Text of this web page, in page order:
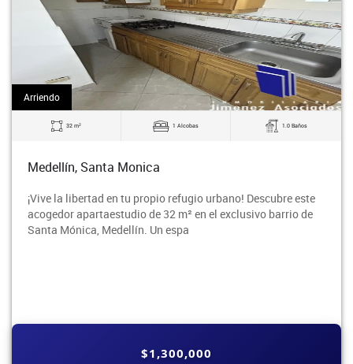
Arriendo
32 m2 1 Alcobas 1.0 Baños
Medellín, Santa Monica
¡Vive la libertad en tu propio refugio urbano! Descubre este
acogedor apartaestudio de 32 m² en el exclusivo barrio de
Santa Mónica, Medellín. Un espa
$1,300,000